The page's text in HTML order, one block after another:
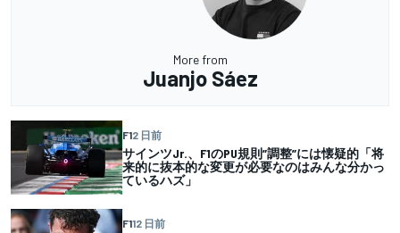
More from
Juanjo Sáez
F12 日前
サインツJr.、F1のPU規則”調整”には懐疑的「将
来的に抜本的な変更が必要なのはみんな分かっ
ているハズ」
F112 日前